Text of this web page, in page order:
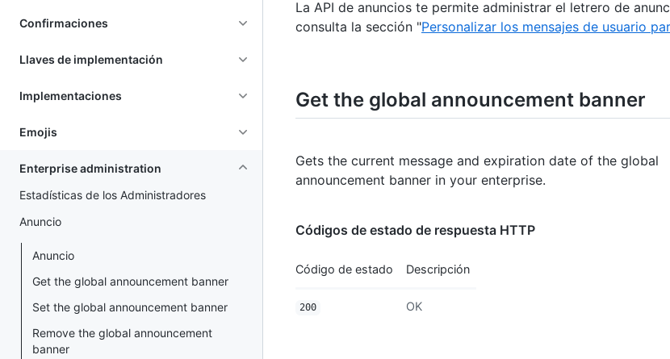
Confirmaciones
Llaves de implementación
Implementaciones
Emojis
Enterprise administration
Estadísticas de los Administradores
Anuncio
Anuncio
Get the global announcement banner
Set the global announcement banner
Remove the global announcement
banner
La API de anuncios te permite administrar el letrero de
consulta la sección "Personalizar los mensajes de usuario
Get the global announcement banner
Gets the current message and expiration date of the global
announcement banner in your enterprise.
Códigos de estado de respuesta HTTP
Código de estado Descripción
200 OK